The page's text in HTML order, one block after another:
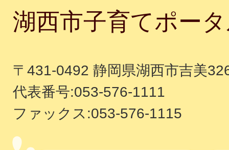
湖西市子育てポー
〒431-0492 静岡県湖西市吉美
代表番号:053-576-1111
ファックス:053-576-1115